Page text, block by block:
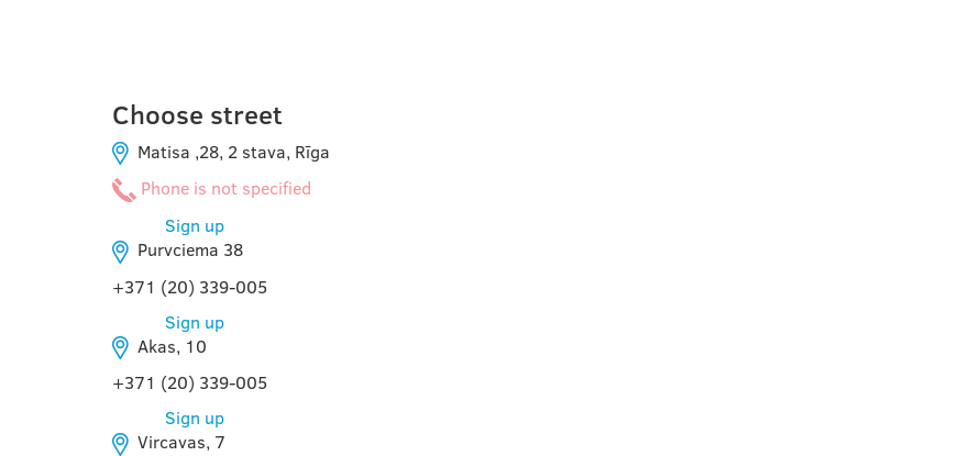
Choose street
Matisa ,28, 2 stava, Rīga
Phone is not specified
Sign up
Purvciema 38
+371 (20) 339-005
Sign up
Akas, 10
+371 (20) 339-005
Sign up
Vircavas, 7